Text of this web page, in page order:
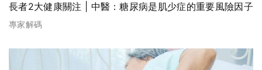
長者2大健康關注 | 中醫：糖尿病是肌少症的重要風險因子
專家解碼